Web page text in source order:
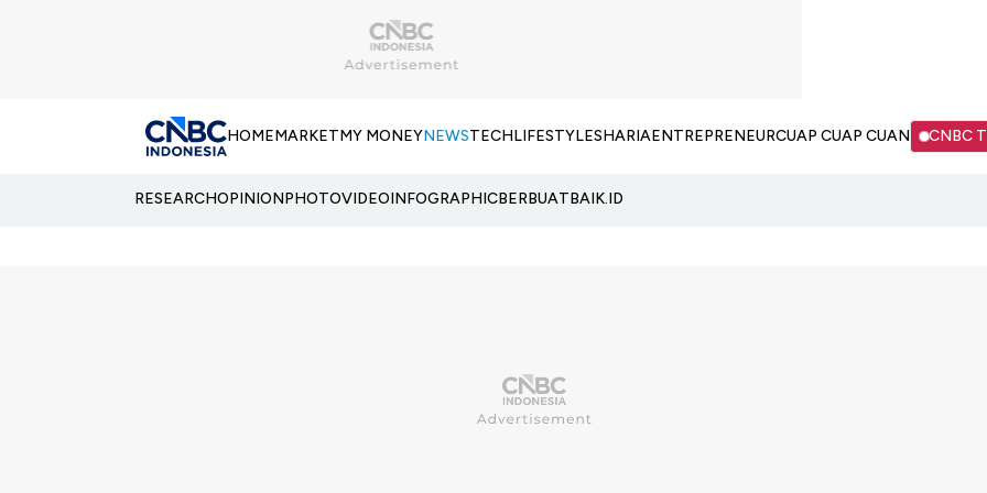
HOMEMARKETMY MONEYNEWSTECHLIFESTYLESHARIAENTREPRENEURCUAP CUAP CUAN CNBC
RESEARCHOPINIONPHOTOVIDEOINFOGRAPHICBERBUATBAIK.ID